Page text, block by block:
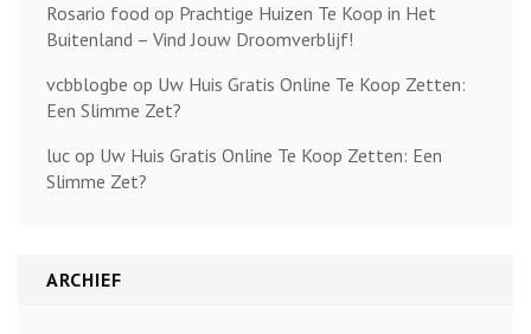
Rosario food op Prachtige Huizen Te Koop in Het
Buitenland – Vind Jouw Droomverblijf!
vcbblogbe op Uw Huis Gratis Online Te Koop Zetten:
Een Slimme Zet?
luc op Uw Huis Gratis Online Te Koop Zetten: Een
Slimme Zet?
ARCHIEF